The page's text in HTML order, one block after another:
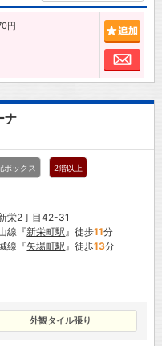
円
お
ナ
ボックス 2階以上
栄2丁目42-31
線『新栄町駅 』徒歩11分
線『矢場町駅 』徒歩13分
外観タイル張り